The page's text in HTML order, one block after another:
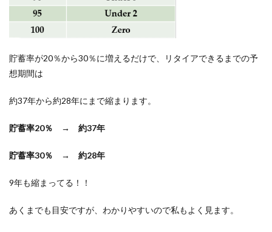
貯蓄率が20％から30％に増えるだけで、リタイアできるまでの予
想期間は
約37年から約28年にまで縮まります。
貯蓄率20％ → 約37年
貯蓄率30％ → 約28年
9年も縮まってる！！
あくまでも目安ですが、わかりやすいので私もよく見ます。